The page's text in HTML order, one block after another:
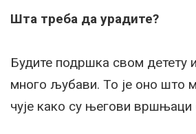
Шта треба да урадите?
Будите подршка свом детету
много љубави. То је оно што
чује како су његови